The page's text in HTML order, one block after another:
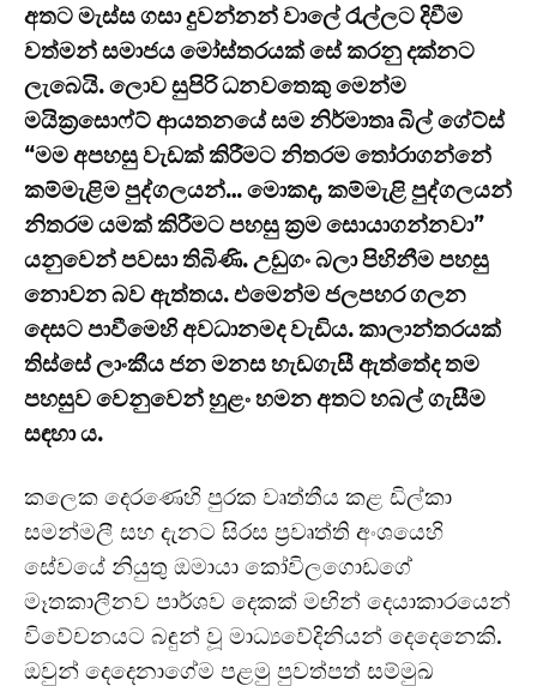
අතට මැස්ස ගසා දුවන්නන් වාලේ රැල්ලට දිවීම
වත්මන් සමාජය මෝස්තරයක් සේ කරනු දක්නට
ලැබෙයි. ලොව සුපිරි ධනවතෙකු මෙන්ම
මයික්‍රසොෆ්ට් ආයතනයේ සම නිර්මාතෘ බිල් ගේට්ස්
“මම අපහසු වැඩක් කිරීමට නිතරම තෝරාගන්නේ
කම්මැළිම පුද්ගලයන්… මොකද, කම්මැළි පුද්ගලයන්
නිතරම යමක් කිරීමට පහසු ක්‍රම සොයාගන්නවා”
යනුවෙන් පවසා තිබිණි. උඩුගං බලා පිහිනීම පහසු
නොවන බව ඇත්තය. එමෙන්ම ජලපහර ගලන
දෙසට පාවීමෙහි අවධානමද වැඩිය. කාලාන්තරයක්
තිස්සේ ලාංකීය ජන මනස හැඩගැසී ඇත්තේද තම
පහසුව වෙනුවෙන් හුළං හමන අතට හබල් ගැසීම
සඳහා ය.
කලෙක දෙරණෙහි පුරක වෘත්තීය කළ ඩිල්කා
සමන්මලී සහ දැනට සිරස ප්‍රවෘත්ති අංශයෙහි
සේවයේ නියුතු ඔමායා කෝවිලගොඩගේ
මෑතකාලීනව පාර්ශව දෙකක් මඟින් දෙයාකාරයෙන්
විවේචනයට බඳුන් වූ මාධ්‍යවේදිනියන් දෙදෙනෙකි.
ඔවුන් දෙදෙනාගේම පළමු පුවත්පත් සම්මුඛ